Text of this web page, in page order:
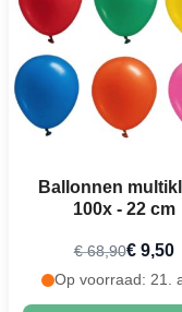
Ballonnen
100x - 22 cm
€ 68,90€ 9,50
Op voorraad: 21.